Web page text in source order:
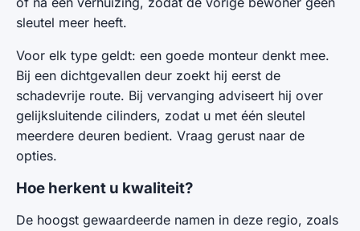
sleutel meer heeft.
Voor elk type geldt: een goede monteur denkt mee.
Bij een dichtgevallen deur zoekt hij eerst de
schadevrije route. Bij vervanging adviseert hij over
gelijksluitende cilinders, zodat u met één sleutel
meerdere deuren bedient. Vraag gerust naar de
opties.
Hoe herkent u kwaliteit?
De hoogst gewaardeerde namen in deze regio, zoals